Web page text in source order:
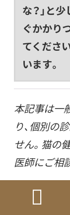
な？」と
ぐかかり
てくださ
います。
本記事は一
り、個別の
せん。猫の
医師にご相
